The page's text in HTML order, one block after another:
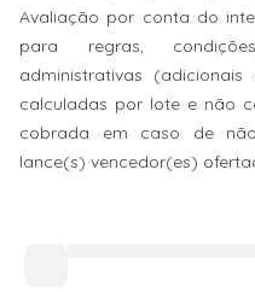
Avaliação por conta do
para regras,
administrativas
calculadas por lote e não
cobrada em caso de
lance(s) vencedor(es)